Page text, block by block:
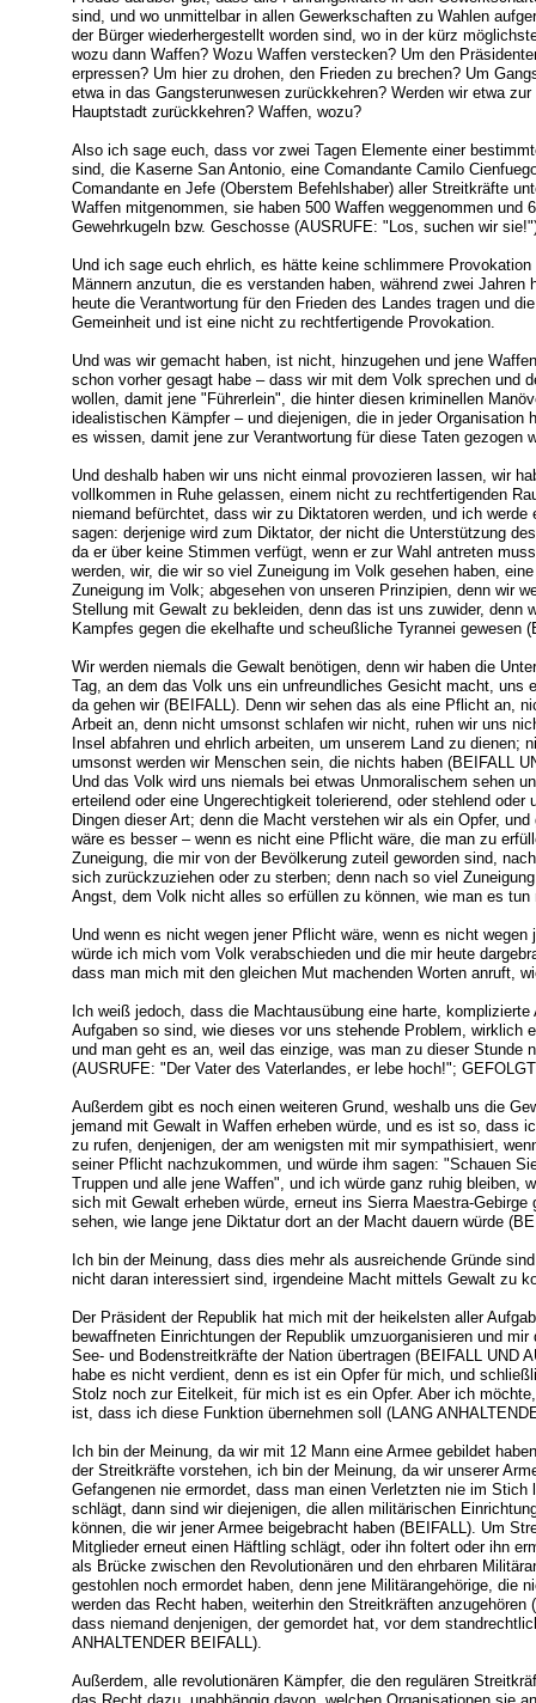
sind, und wo unmittelbar in allen Gewerkschaften zu Wahlen
der Bürger wiederhergestellt worden sind, wo in der kürz
wozu dann Waffen? Wozu Waffen verstecken? Um den
erpressen? Um hier zu drohen, den Frieden zu brechen? Um
etwa in das Gangsterunwesen zurückkehren? Werden wir etwa
Hauptstadt zurückkehren? Waffen, wozu?
Also ich sage euch, dass vor zwei Tagen Elemente einer
sind, die Kaserne San Antonio, eine Comandante Camilo
Comandante en Jefe (Oberstem Befehlshaber) aller Streitkräfte
Waffen mitgenommen, sie haben 500 Waffen weggenommen und
Gewehrkugeln bzw. Geschosse (AUSRUFE: "Los, suchen wir
Und ich sage euch ehrlich, es hätte keine schlimmere
Männern anzutun, die es verstanden haben, während zwei
heute die Verantwortung für den Frieden des Landes tragen und
Gemeinheit und ist eine nicht zu rechtfertigende Provokation.
Und was wir gemacht haben, ist nicht, hinzugehen und jene
schon vorher gesagt habe – dass wir mit dem Volk sprechen und
wollen, damit jene "Führerlein", die hinter diesen kriminellen
idealistischen Kämpfer – und diejenigen, die in jeder Organisation
es wissen, damit jene zur Verantwortung für diese Taten gezogen
Und deshalb haben wir uns nicht einmal provozieren lassen, wir
vollkommen in Ruhe gelassen, einem nicht zu rechtfertigenden
niemand befürchtet, dass wir zu Diktatoren werden, und ich
sagen: derjenige wird zum Diktator, der nicht die Unterstützung
da er über keine Stimmen verfügt, wenn er zur Wahl antreten
werden, wir, die wir so viel Zuneigung im Volk gesehen haben,
Zuneigung im Volk; abgesehen von unseren Prinzipien, denn wir
Stellung mit Gewalt zu bekleiden, denn das ist uns zuwider, denn
Kampfes gegen die ekelhafte und scheußliche Tyrannei gewesen
Wir werden niemals die Gewalt benötigen, denn wir haben die
Tag, an dem das Volk uns ein unfreundliches Gesicht macht, uns
da gehen wir (BEIFALL). Denn wir sehen das als eine Pflicht an,
Arbeit an, denn nicht umsonst schlafen wir nicht, ruhen wir uns
Insel abfahren und ehrlich arbeiten, um unserem Land zu
umsonst werden wir Menschen sein, die nichts haben (BEIFALL
Und das Volk wird uns niemals bei etwas Unmoralischem sehen
erteilend oder eine Ungerechtigkeit tolerierend, oder stehlend oder
Dingen dieser Art; denn die Macht verstehen wir als ein Opfer,
wäre es besser – wenn es nicht eine Pflicht wäre, die man zu
Zuneigung, die mir von der Bevölkerung zuteil geworden sind,
sich zurückzuziehen oder zu sterben; denn nach so viel
Angst, dem Volk nicht alles so erfüllen zu können, wie man es
Und wenn es nicht wegen jener Pflicht wäre, wenn es nicht
würde ich mich vom Volk verabschieden und die mir heute
dass man mich mit den gleichen Mut machenden Worten anruft,
Ich weiß jedoch, dass die Machtausübung eine harte,
Aufgaben so sind, wie dieses vor uns stehende Problem, wirklich
und man geht es an, weil das einzige, was man zu dieser Stunde
(AUSRUFE: "Der Vater des Vaterlandes, er lebe hoch!";
Außerdem gibt es noch einen weiteren Grund, weshalb uns die
jemand mit Gewalt in Waffen erheben würde, und es ist so, dass
zu rufen, denjenigen, der am wenigsten mit mir sympathisiert,
seiner Pflicht nachzukommen, und würde ihm sagen: "Schauen
Truppen und alle jene Waffen", und ich würde ganz ruhig bleiben,
sich mit Gewalt erheben würde, erneut ins Sierra Maestra-Gebirge
sehen, wie lange jene Diktatur dort an der Macht dauern würde
Ich bin der Meinung, dass dies mehr als ausreichende Gründe
nicht daran interessiert sind, irgendeine Macht mittels Gewalt zu
Der Präsident der Republik hat mich mit der heikelsten aller
bewaffneten Einrichtungen der Republik umzuorganisieren und
See- und Bodenstreitkräfte der Nation übertragen (BEIFALL UND
habe es nicht verdient, denn es ist ein Opfer für mich, und
Stolz noch zur Eitelkeit, für mich ist es ein Opfer. Aber ich
ist, dass ich diese Funktion übernehmen soll (LANG
Ich bin der Meinung, da wir mit 12 Mann eine Armee gebildet
der Streitkräfte vorstehen, ich bin der Meinung, da wir unserer
Gefangenen nie ermordet, dass man einen Verletzten nie im
schlägt, dann sind wir diejenigen, die allen militärischen
können, die wir jener Armee beigebracht haben (BEIFALL). Um
Mitglieder erneut einen Häftling schlägt, oder ihn foltert oder ihn
als Brücke zwischen den Revolutionären und den ehrbaren
gestohlen noch ermordet haben, denn jene Militärangehörige, die
werden das Recht haben, weiterhin den Streitkräften
dass niemand denjenigen, der gemordet hat, vor dem
ANHALTENDER BEIFALL).
Außerdem, alle revolutionären Kämpfer, die den regulären